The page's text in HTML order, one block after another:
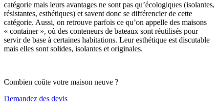
catégorie mais leurs avantages ne sont pas qu’écologiques (isolantes,
résistantes, esthétiques) et savent donc se différencier de cette
catégorie. Aussi, on retrouve parfois ce qu’on appelle des maisons
« container », où des conteneurs de bateaux sont réutilisés pour
servir de base à certaines habitations. Leur esthétique est discutable
mais elles sont solides, isolantes et originales.
Combien coûte votre maison neuve ?
Demandez des devis